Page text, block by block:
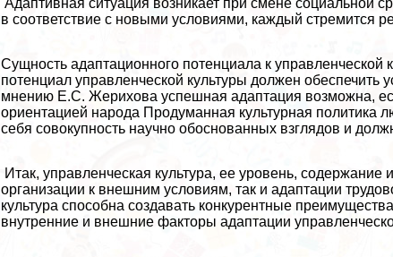
в соответствие с новыми условиями, каждый стремится
Сущность адаптационного потенциала к
потенциал управленческой культуры должен
мнению Е.С. Жерихова успешная адаптация возможна,
ориентацией народа Продуманная культурная политика
себя совокупность научно обоснованных взглядов и
Итак, управленческая культура, ее уровень,
организации к внешним условиям, так и адаптации
культура способна создавать конкурентные
внутренние и внешние факторы адаптации